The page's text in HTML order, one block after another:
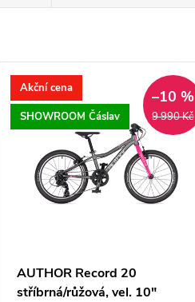
Akční cena
SHOWROOM Čáslav
9 990 Kč
–10 %
AUTHOR Record 20
stříbrná/růžová, vel. 10"